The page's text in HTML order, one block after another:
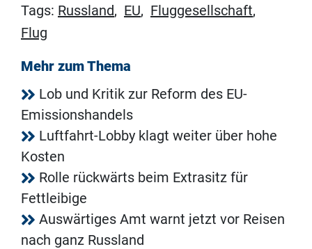
Tags: Russland, EU, Fluggesellschaft,
Flug
Mehr zum Thema
Lob und Kritik zur Reform des EU-
Emissionshandels
Luftfahrt-Lobby klagt weiter über hohe
Kosten
Rolle rückwärts beim Extrasitz für
Fettleibige
Auswärtiges Amt warnt jetzt vor Reisen
nach ganz Russland